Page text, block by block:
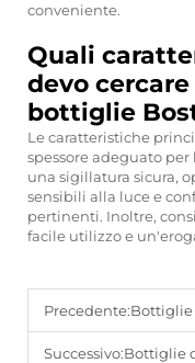
conveniente.
Quali
devo
bottiglie
Le caratteristiche
spessore adeguato
una sigillatura sicura,
sensibili alla luce e
pertinenti. Inoltre,
facile utilizzo e
Precedente:Bottiglie Boston
Successivo:Bottiglie di vetro